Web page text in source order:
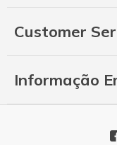
Customer
Informação